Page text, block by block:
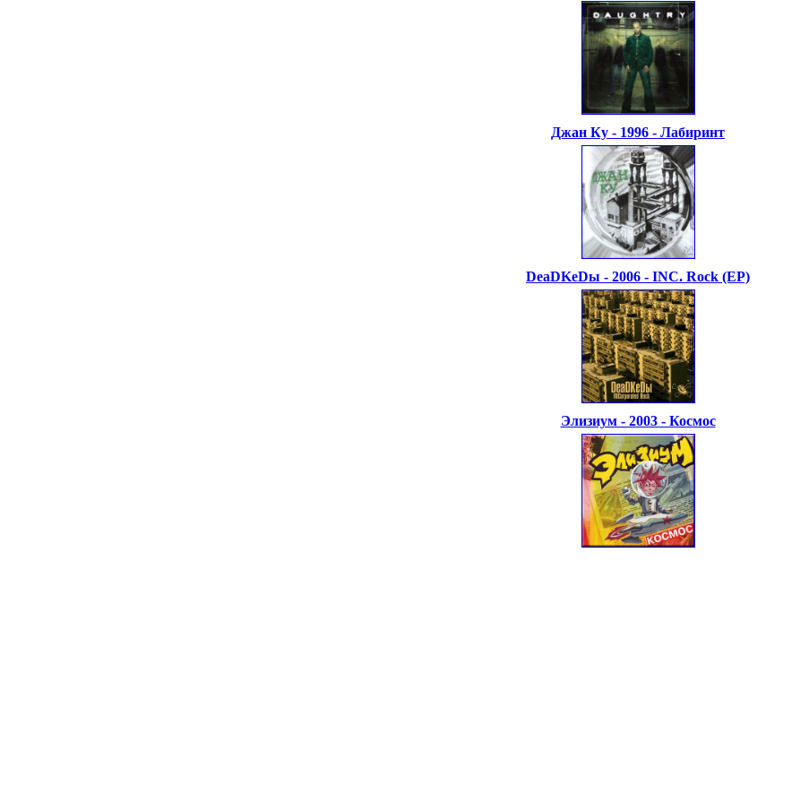
Джан Ку - 1996 - Лабиринт
DeaDKeDы - 2006 - INC. Rock (EP)
Элизиум - 2003 - Космос